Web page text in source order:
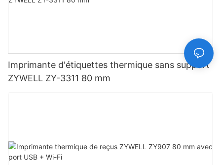
Imprimante d'étiquettes thermique sans support
ZYWELL ZY-3311 80 mm